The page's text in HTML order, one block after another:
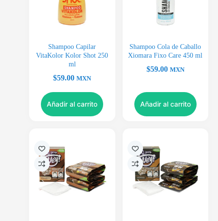
Shampoo Capilar
VitaKolor Kolor Shot 250
ml
$59.00 MXN
Añadir al carrito
Shampoo Cola de Caballo
Xiomara Fixo Care 450 ml
$59.00 MXN
Añadir al carrito